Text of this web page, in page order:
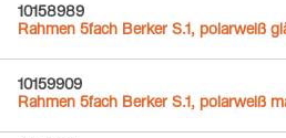
10158989
Rahmen 5fach Berker S.1, polarweiß
10159909
Rahmen 5fach Berker S.1, polarweiß